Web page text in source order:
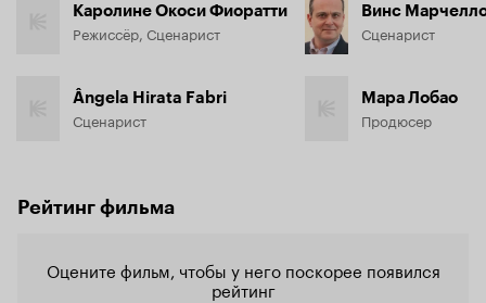
Каролине Окоси Фиоратти
Режиссёр, Сценарист
Ângela Hirata Fabri
Сценарист
Винс
Сценарист
Мара Лобао
Продюсер
Рейтинг фильма
Оцените фильм, чтобы у него поскорее появился
рейтинг